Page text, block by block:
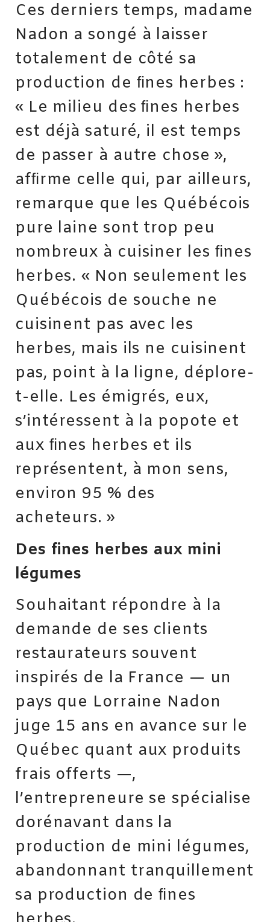
Ces derniers temps, madame
Nadon a songé à laisser
totalement de côté sa
production de ﬁnes herbes :
« Le milieu des ﬁnes herbes
est déjà saturé, il est temps
de passer à autre chose »,
afﬁrme celle qui, par ailleurs,
remarque que les Québécois
pure laine sont trop peu
nombreux à cuisiner les ﬁnes
herbes. « Non seulement les
Québécois de souche ne
cuisinent pas avec les
herbes, mais ils ne cuisinent
pas, point à la ligne, déplore-
t-elle. Les émigrés, eux,
s’intéressent à la popote et
aux ﬁnes herbes et ils
représentent, à mon sens,
environ 95 % des
acheteurs. »
Des fines herbes aux mini
légumes
Souhaitant répondre à la
demande de ses clients
restaurateurs souvent
inspirés de la France — un
pays que Lorraine Nadon
juge 15 ans en avance sur le
Québec quant aux produits
frais offerts —,
l’entrepreneure se spécialise
dorénavant dans la
production de mini légumes,
abandonnant tranquillement
sa production de ﬁnes